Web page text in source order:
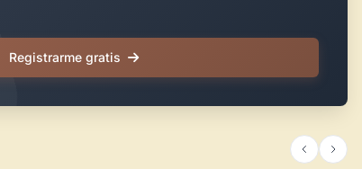
Registrarme gratis